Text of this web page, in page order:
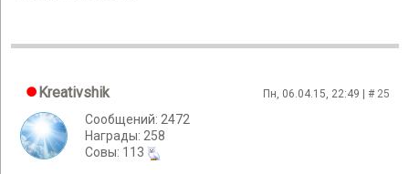
Kreativshik Пн, 06.04.15, 22:49 | # 25
Сообщений: 2472
Награды: 258
Cовы: 113